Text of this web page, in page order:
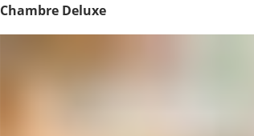
Chambre Deluxe